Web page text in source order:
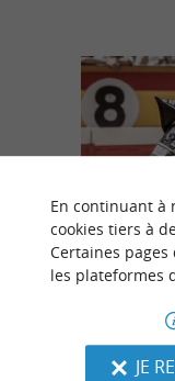
En continuant à
cookies tiers à
Certaines
les plateformes
JE